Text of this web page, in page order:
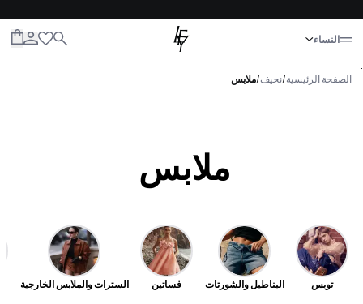
النساء
إغلاق
.
الصفحة الرئيسية/نحيف/ملابس
ملابس
توبس البناطيل والشورتات فساتين السترات والملابس الخارجية